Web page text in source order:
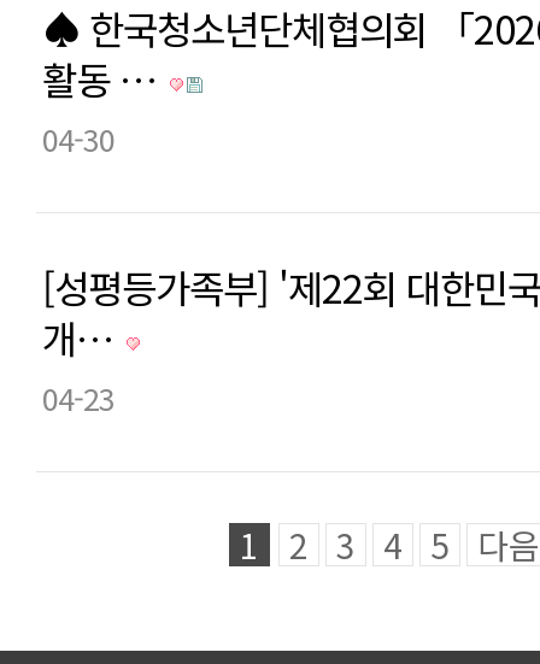
♠ 한국청소년단체협의회 「
활동 …
04-30
[성평등가족부] '제22회 대한민
개…
04-23
1 2 3 4 5 다음